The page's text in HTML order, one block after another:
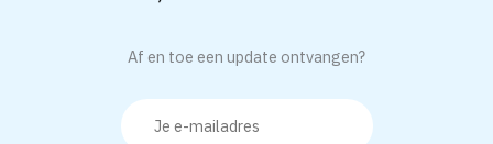
Af en toe een update ontvangen?